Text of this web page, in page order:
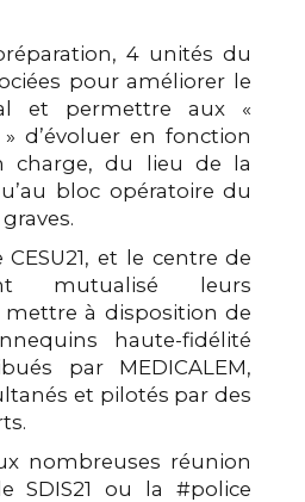
4 unités du
pour améliorer le
et permettre aux «
d’évoluer en fonction
charge, du lieu de la
bloc opératoire du
CESU21, et le centre de
mutualisé leurs
mettre à disposition de
haute-fidélité
par MEDICALEM,
et pilotés par des
nombreuses réunion
SDIS21 ou la #police